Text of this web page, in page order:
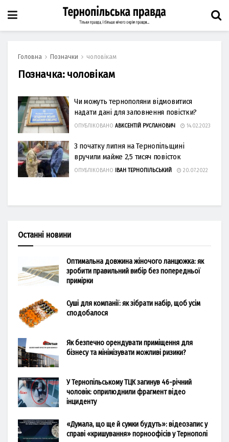
Головна Позначки чоловікам
Позначка: чоловікам
Чи можуть тернополяни відмовитися
надати дані для заповнення повістки?
ОПУБЛІКОВАНО АВКСЕНТІЙ РУСЛАНОВИЧ 14.02.2023
З початку липня на Тернопільщині
вручили майже 2,5 тисяч повісток
ОПУБЛІКОВАНО ІВАН ТЕРНОПІЛЬСЬКИЙ 20.07.2022
Останні новини
Оптимальна довжина жіночого ланцюжка: як
зробити правильний вибір без попередньої
примірки
Суші для компанії: як зібрати набір, щоб усім
сподобалося
Як безпечно орендувати приміщення для
бізнесу та мінімізувати можливі ризики?
У Тернопільському ТЦК загинув 46-річний
чоловік: оприлюднили фрагмент відео
інциденту
«Думала, що ще й сумки будуть»: відеозапис у
справі «кришування» порноофісів у Тернополі